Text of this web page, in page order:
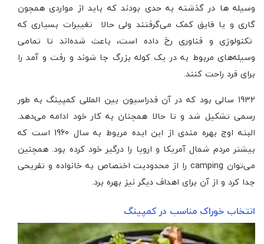
وسیله ها در گذشته به حدی بودند که باید از مواردی همچون
گاری و یا قایق کمک می‌گرفتند ولی حالا تغییرات بسیاری که
تکنولوژی و فناوری رخ داده است، باعث شده‌اند تا تمامی
وسیله‌های مربوط به در یک کوله بزرگ جا شوند و رفت و آمد را
برای فرد راحت کنند.
1932 سالی بود که در آن فدراسیون بین المللی کمپینگ به طور
رسمی تشکیل شد و تا حالا همچنان به کار خود ادامه می‌دهد.
البته اوج بهره مندی از این ایده مربوط به سال 1960 است که
بیشتر مردم شمال آمریکا و اروپا را درگیر خود کرده بود. همچنین
می‌توان camping را از محدودیت اختصاص به خانواده و تفریحی
جدا کرد و از آن برای اهداف دیگر نیز بهره برد.
انتخاب خوراک مناسب در کمپینگ